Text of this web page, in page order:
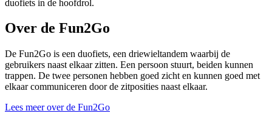
duofiets in de hoofdrol.
Over de Fun2Go
De Fun2Go is een duofiets, een driewieltandem waarbij de
gebruikers naast elkaar zitten. Een persoon stuurt, beiden kunnen
trappen. De twee personen hebben goed zicht en kunnen goed met
elkaar communiceren door de zitposities naast elkaar.
Lees meer over de Fun2Go